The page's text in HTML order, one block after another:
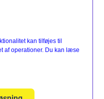
kan tilføjes til
af operationer. Du kan læse